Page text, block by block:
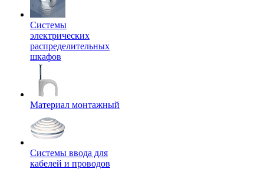
Системы
электрических
распределительных
шкафов
Материал монтажный
Системы ввода для
кабелей и проводов